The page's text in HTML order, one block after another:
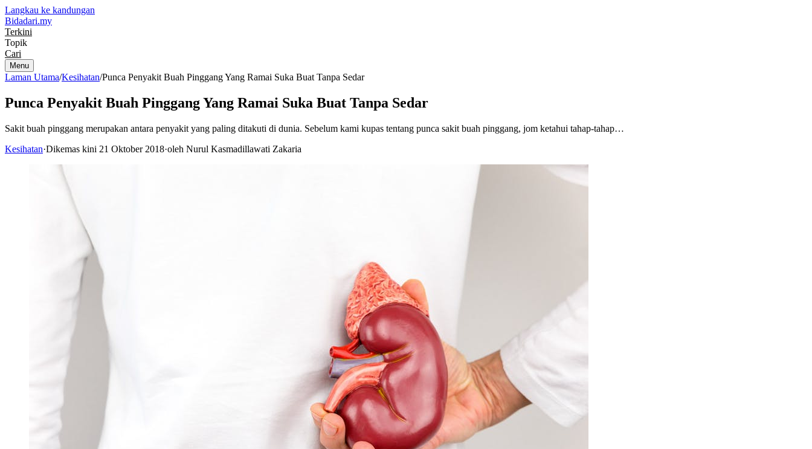
Langkau ke kandungan
Bidadari.my
Terkini
Topik
Cari
Menu
Laman Utama/Kesihatan/Punca Penyakit Buah Pinggang Yang Ramai Suka Buat Tanpa Sedar
Punca Penyakit Buah Pinggang Yang Ramai Suka Buat Tanpa Sedar
Sakit buah pinggang merupakan antara penyakit yang paling ditakuti di dunia. Sebelum kami kupas tentang punca sakit buah pinggang, jom ketahui tahap-tahap…
Kesihatan·Dikemas kini 21 Oktober 2018·oleh Nurul Kasmadillawati Zakaria